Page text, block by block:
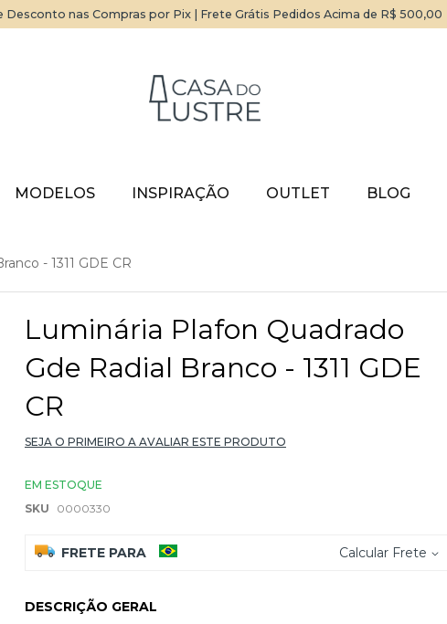
Desconto nas Compras por Pix | Frete Grátis Pedidos Acima de R$ 500,00
MODELOS INSPIRAÇÃO OUTLET BLOG
- 1311 GDE CR
Luminária Plafon Quadrado
Gde Radial Branco - 1311 GDE
CR
SEJA O PRIMEIRO A AVALIAR ESTE PRODUTO
EM ESTOQUE
SKU
0000330
FRETE PARA Calcular Frete
DESCRIÇÃO GERAL